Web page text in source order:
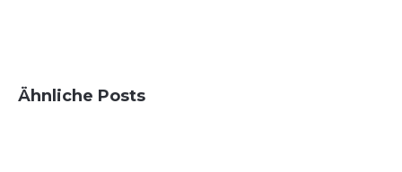
Ähnliche Posts